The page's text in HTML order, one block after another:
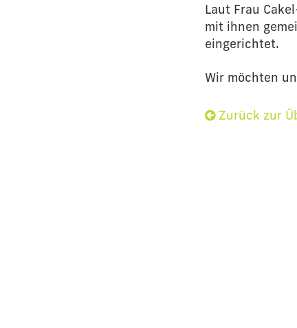
Laut Frau
mit ihnen
eingerichtet.
Wir möchten
Zurück zur